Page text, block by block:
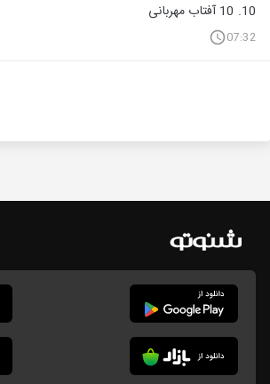
10. 10 آفتاب مهربانی
07:32